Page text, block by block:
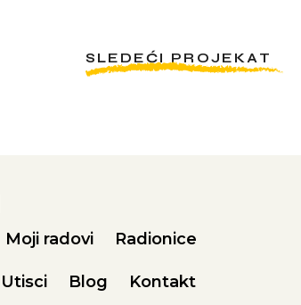
SLEDEĆI PROJEKAT
Moji radovi Radionice
Utisci Blog Kontakt